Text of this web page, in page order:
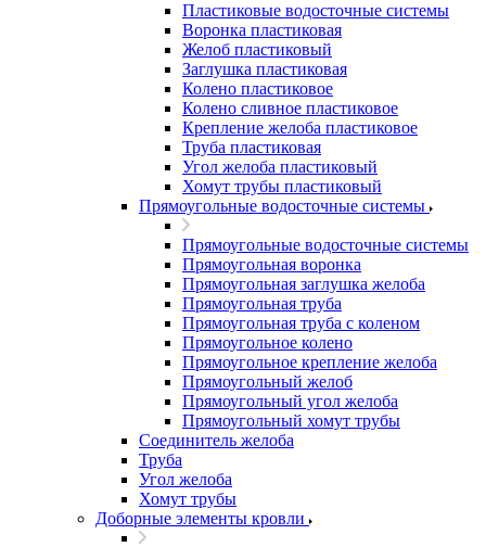
Пластиковые водосточные системы
Воронка пластиковая
Желоб пластиковый
Заглушка пластиковая
Колено пластиковое
Колено сливное пластиковое
Крепление желоба пластиковое
Труба пластиковая
Угол желоба пластиковый
Хомут трубы пластиковый
Прямоугольные водосточные системы
Прямоугольные водосточные системы
Прямоугольная воронка
Прямоугольная заглушка желоба
Прямоугольная труба
Прямоугольная труба c коленом
Прямоугольное колено
Прямоугольное крепление желоба
Прямоугольный желоб
Прямоугольный угол желоба
Прямоугольный хомут трубы
Соединитель желоба
Труба
Угол желоба
Хомут трубы
Доборные элементы кровли